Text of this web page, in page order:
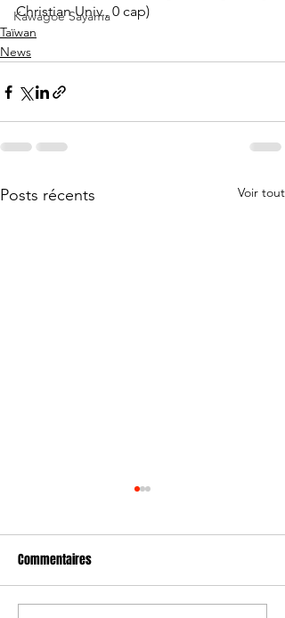
Kawagoe Sayama
Christian Univ., 0 cap)
Taïwan
News
Posts récents Voir tout
Commentaires